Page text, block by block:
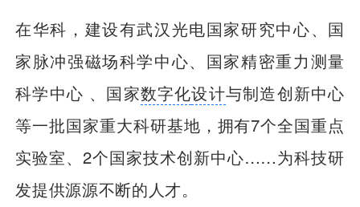
在华科，建设有武汉光电国家研究中心、国
家脉冲强磁场科学中心、国家精密重力测量
科学中心 、国家数字化设计与制造创新中心
等一批国家重大科研基地，拥有7个全国重点
实验室、2个国家技术创新中心……为科技研
发提供源源不断的人才。